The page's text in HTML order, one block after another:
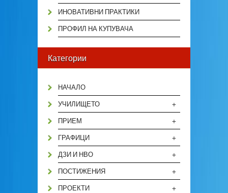
ИНОВАТИВНИ ПРАКТИКИ
ПРОФИЛ НА КУПУВАЧА
Категории
НАЧАЛО
+
УЧИЛИЩЕТО
+
ПРИЕМ
+
ГРАФИЦИ
+
ДЗИ И НВО
+
ПОСТИЖЕНИЯ
+
ПРОЕКТИ